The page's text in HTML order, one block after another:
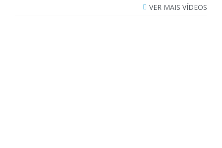
VER MAIS VÍDEOS